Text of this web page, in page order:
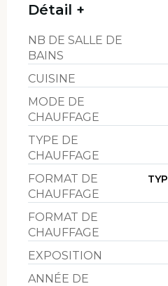
Détail +
NB DE SALLE DE
BAINS
CUISINE
MODE DE
CHAUFFAGE
TYPE DE
CHAUFFAGE
FORMAT DE
CHAUFFAGE
FORMAT DE
CHAUFFAGE
EXPOSITION
ANNÉE DE